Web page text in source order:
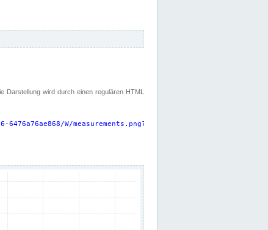
Darstellung wird durch einen regulären HTML
W/